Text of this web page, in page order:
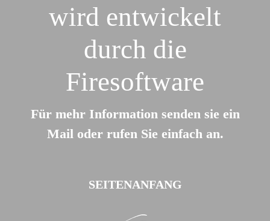
wird entwickelt
durch die
Firesoftware
Für mehr Information senden sie ein
Mail oder rufen Sie einfach an.
SEITENANFANG